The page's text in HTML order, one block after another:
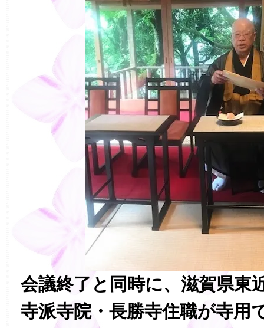
会議終了と同時に、滋賀県東
寺派寺院・長勝寺住職が寺用